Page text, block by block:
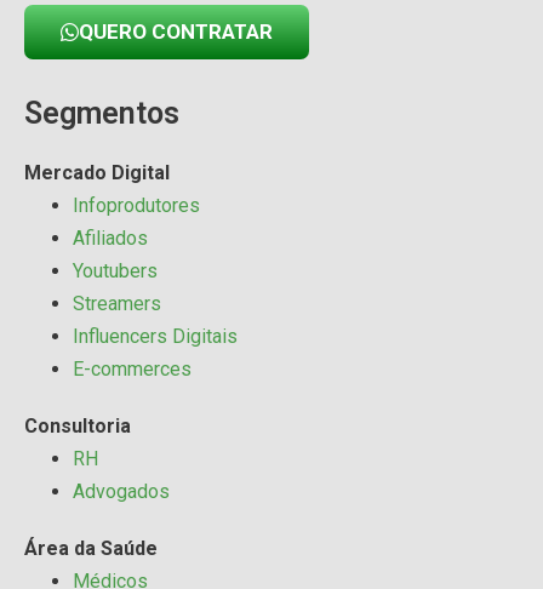
QUERO CONTRATAR
Segmentos
Mercado Digital
Infoprodutores
Afiliados
Youtubers
Streamers
Influencers Digitais
E-commerces
Consultoria
RH
Advogados
Área da Saúde
Médicos